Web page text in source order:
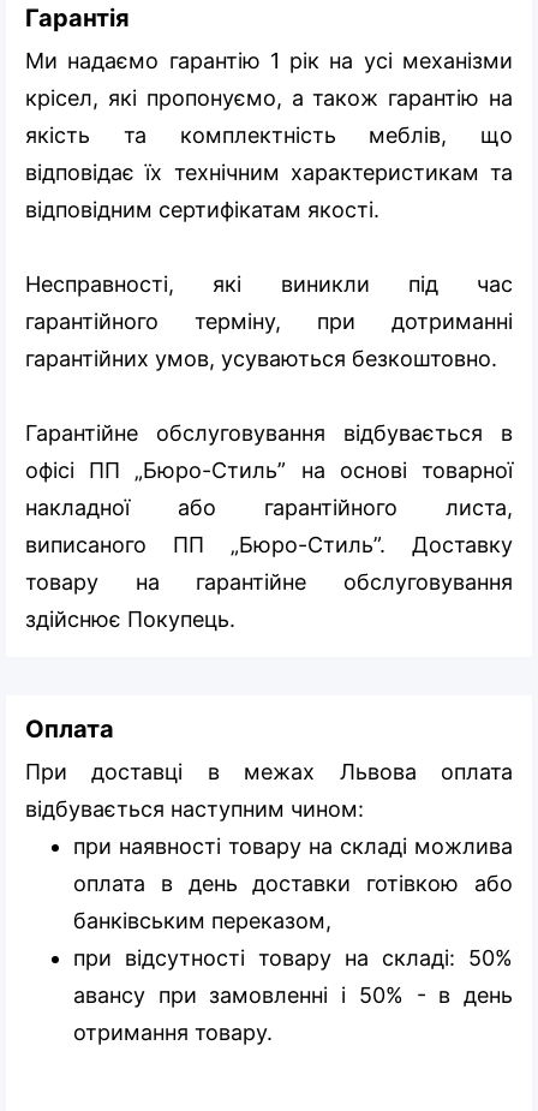
Гарантія
Ми надаємо гарантію 1 рік на усі механізми
крісел, які пропонуємо, а також гарантію на
якість та комплектність меблів, що
відповідає їх технічним характеристикам та
відповідним сертифікатам якості.
Несправності, які виникли під час
гарантійного терміну, при дотриманні
гарантійних умов, усуваються безкоштовно.
Гарантійне обслуговування відбувається в
офісі ПП „Бюро-Стиль” на основі товарної
накладної або гарантійного листа,
виписаного ПП „Бюро-Стиль”. Доставку
товару на гарантійне обслуговування
здійснює Покупець.
Оплата
При доставці в межах Львова оплата
відбувається наступним чином:
при наявності товару на складі можлива
оплата в день доставки готівкою або
банківським переказом,
при відсутності товару на складі: 50%
авансу при замовленні і 50% - в день
отримання товару.